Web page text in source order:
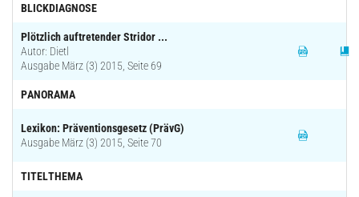
BLICKDIAGNOSE
Plötzlich auftretender Stridor ...
Autor: Dietl
Ausgabe März (3) 2015, Seite 69
PANORAMA
Lexikon: Präventionsgesetz (PrävG)
Ausgabe März (3) 2015, Seite 70
TITELTHEMA